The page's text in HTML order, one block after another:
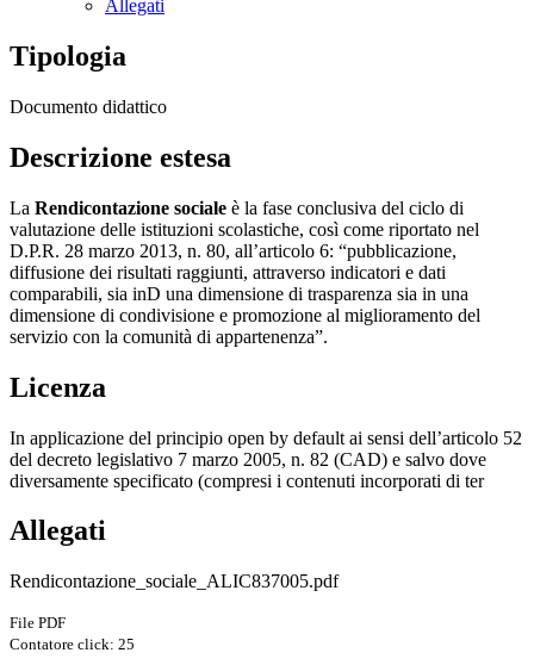
Allegati
Tipologia
Documento didattico
Descrizione estesa
La Rendicontazione sociale è la fase conclusiva del ciclo di
valutazione delle istituzioni scolastiche, così come riportato nel
D.P.R. 28 marzo 2013, n. 80, all’articolo 6: “pubblicazione,
diffusione dei risultati raggiunti, attraverso indicatori e dati
comparabili, sia inD una dimensione di trasparenza sia in una
dimensione di condivisione e promozione al miglioramento del
servizio con la comunità di appartenenza”.
Licenza
In applicazione del principio open by default ai sensi dell’articolo 52
del decreto legislativo 7 marzo 2005, n. 82 (CAD) e salvo dove
diversamente specificato (compresi i contenuti incorporati di ter
Allegati
Rendicontazione_sociale_ALIC837005.pdf
File PDF
Contatore click: 25